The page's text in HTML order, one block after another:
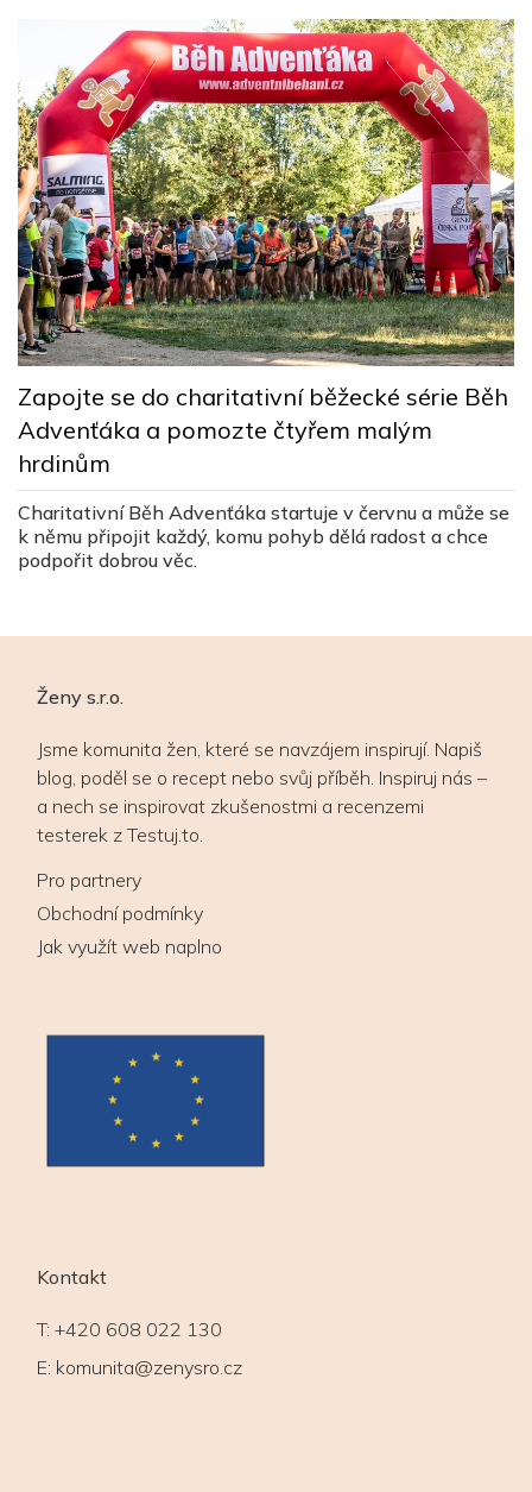
Zapojte se do charitativní běžecké série Běh
Advenťáka a pomozte čtyřem malým
hrdinům
Charitativní Běh Advenťáka startuje v červnu a může se
k němu připojit každý, komu pohyb dělá radost a chce
podpořit dobrou věc.
Ženy s.r.o.
Jsme komunita žen, které se navzájem inspirují. Napiš
blog, poděl se o recept nebo svůj příběh. Inspiruj nás –
a nech se inspirovat zkušenostmi a recenzemi
testerek z Testuj.to.
Pro partnery
Obchodní podmínky
Jak využít web naplno
Kontakt
T: +420 608 022 130
E: komunita@zenysro.cz